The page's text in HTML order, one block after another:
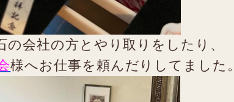
の会社の方とやり取りをしたり、
様へお仕事を頼んだりしてました。